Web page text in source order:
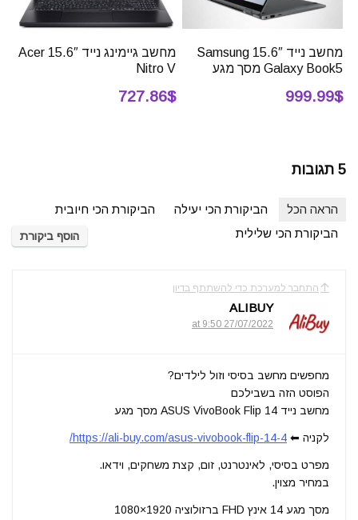
מחשב נייד 15.6″ Samsung
Galaxy Book5 מסך מגע
999.99$
מחשב גיימינג נייד 15.6″ Acer
Nitro V
727.86$
5 תגובות
הראה הכל הביקורת הכי יעילה
הביקורת הכי חיובית
הביקורת הכי שלילית
הוסף ביקורת
התחבר למערכת כדי להשתתף בדיון
ALIBUY
27/07/2022 at 9:50
מחפשים מחשב בסיסי וזול לילדים?
הפוסט הזה בשבילכם
מחשב נייד ASUS VivoBook Flip 14 מסך מגע
לקניה ⬅ https://ali-buy.com/asus-vivobook-flip-14-4/
מפרט בסיסי, לאינטרנט, זום, קצת משחקים, וידאו.
במחיר מצוין.
מסך מגע 14 אינץ FHD ברזולוציה 1920×1080